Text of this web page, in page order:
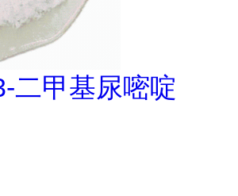
二甲基尿嘧啶